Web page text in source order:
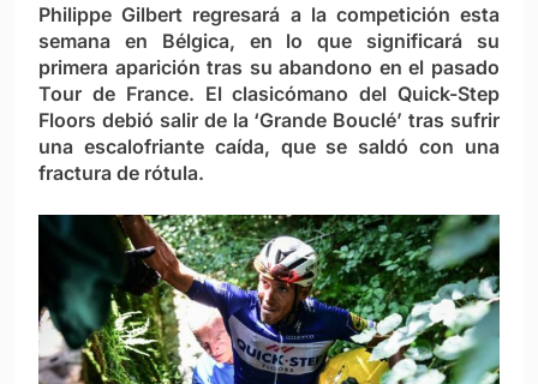
Philippe Gilbert regresará a la competición esta
semana en Bélgica, en lo que significará su
primera aparición tras su abandono en el pasado
Tour de France. El clasicómano del Quick-Step
Floors debió salir de la ‘Grande Bouclé’ tras sufrir
una escalofriante caída, que se saldó con una
fractura de rótula.